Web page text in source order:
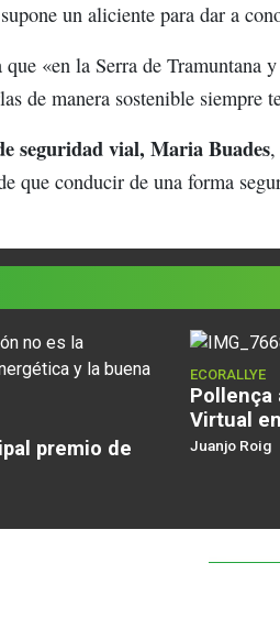
un aliciente para dar a
«en la Serra de Tramuntana
de manera sostenible siempre
seguridad vial, Maria Buades,
que conducir de una forma
premio de
ECORALLYE
Pollença
Virtual
Juanjo Roig